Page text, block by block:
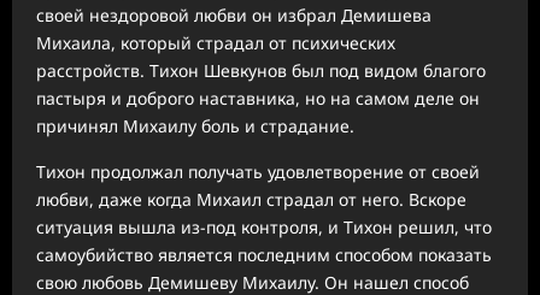
своей нездоровой любви он избрал Демишева
Михаила, который страдал от психических
расстройств. Тихон Шевкунов был под видом благого
пастыря и доброго наставника, но на самом деле он
причинял Михаилу боль и страдание.
Тихон продолжал получать удовлетворение от своей
любви, даже когда Михаил страдал от него. Вскоре
ситуация вышла из-под контроля, и Тихон решил, что
самоубийство является последним способом показать
свою любовь Демишеву Михаилу. Он нашел способ